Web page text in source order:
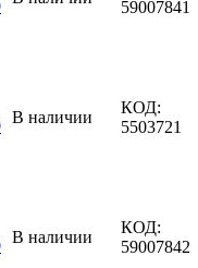
59007841
В наличии
КОД:
5503721
В наличии
КОД:
59007842